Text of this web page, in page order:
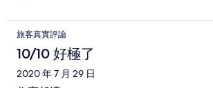
旅客真實評論
10/10 好極了
2020 年 7 月 29 日